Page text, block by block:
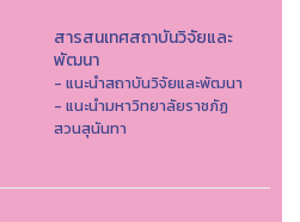
สารสนเทศสถาบันวิจัยและ
พัฒนา
- แนะนำสถาบันวิจัยและพัฒนา
- แนะนำมหาวิทยาลัยราชภัฏ
สวนสุนันทา